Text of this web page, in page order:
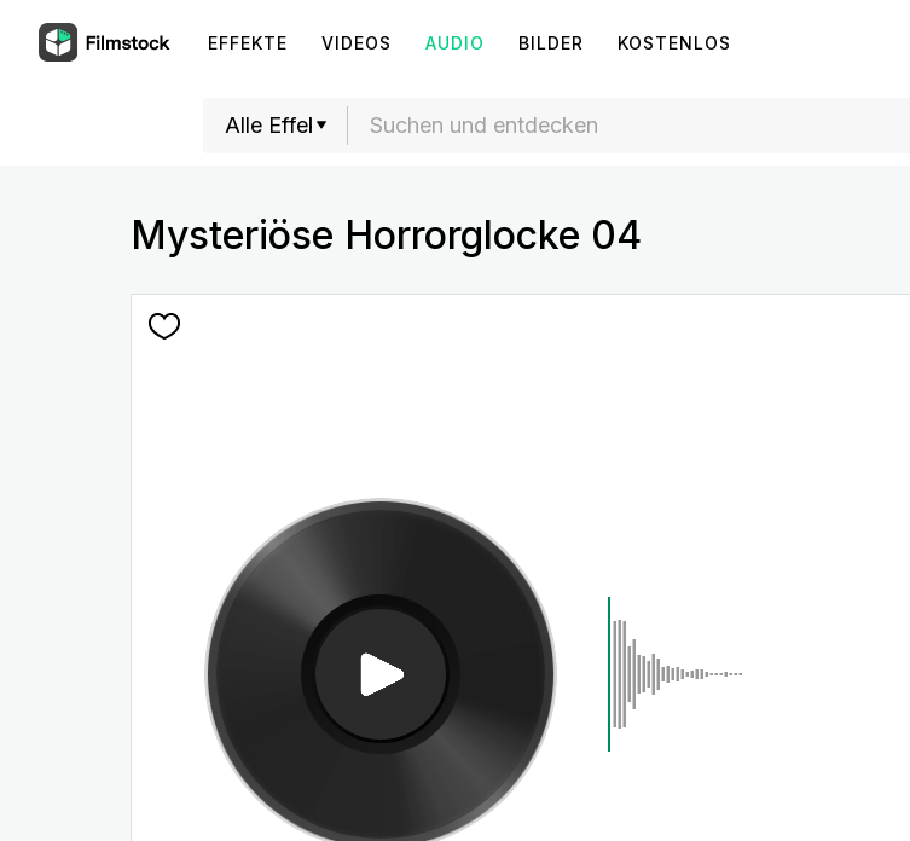
EFFEKTE VIDEOS AUDIO BILDER KOSTENLOS
Mysteriöse Horrorglocke 04